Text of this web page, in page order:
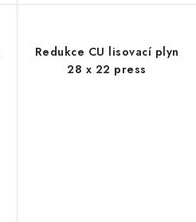
Redukce CU lisovací plyn
28 x 22 press